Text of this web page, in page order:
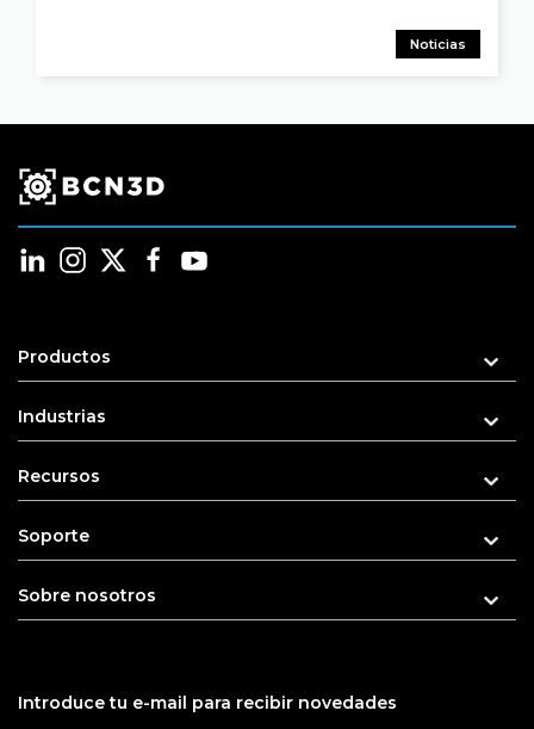
Noticias
Productos
Industrias
Recursos
Soporte
Sobre nosotros
Introduce tu e-mail para recibir novedades